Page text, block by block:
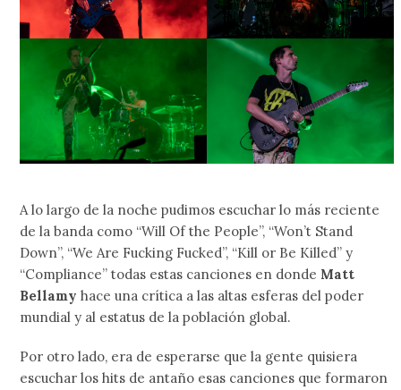
A lo largo de la noche pudimos escuchar lo más reciente
de la banda como “Will Of the People”, “Won’t Stand
Down”, “We Are Fucking Fucked”, “Kill or Be Killed” y
“Compliance” todas estas canciones en donde Matt
Bellamyhace una crítica a las altas esferas del poder
mundial y al estatus de la población global.
Por otro lado, era de esperarse que la gente quisiera
escuchar los hits de antaño esas canciones que formaron